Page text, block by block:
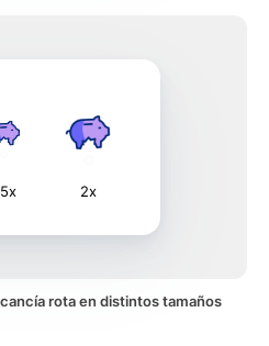
2x
rota en distintos tamaños